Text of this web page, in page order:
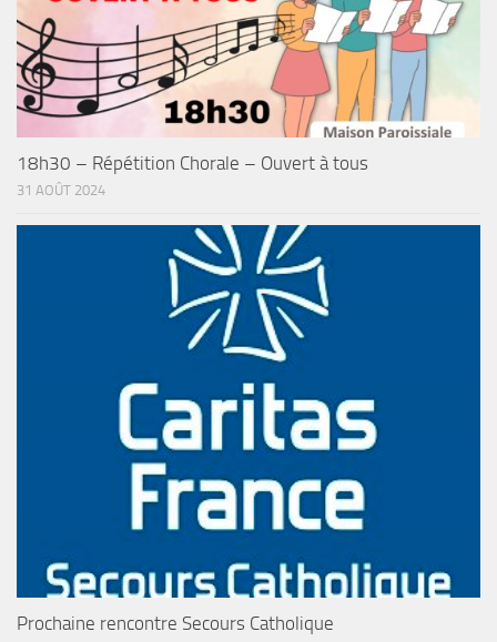
18h30 – Répétition Chorale – Ouvert à tous
31 AOÛT 2024
Prochaine rencontre Secours Catholique